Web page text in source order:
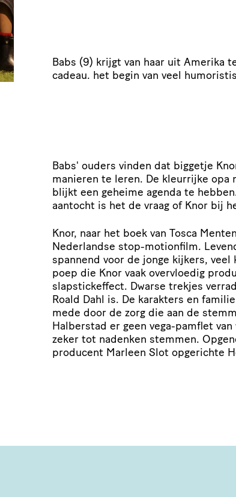
Babs (9) krijgt van haar uit Amerika
cadeau. het begin van veel
Babs' ouders vinden dat biggetje
manieren te leren. De kleurrijke opa
blijkt een geheime agenda te
aantocht is het de vraag of Knor bij
Knor, naar het boek van Tosca
Nederlandse stop-motionfilm.
spannend voor de jonge kijkers, veel
poep die Knor vaak overvloedig
slapstickeffect. Dwarse trekjes
Roald Dahl is. De karakters en
mede door de zorg die aan de
Halberstad er geen vega-pamflet
zeker tot nadenken stemmen.
producent Marleen Slot opgerichte